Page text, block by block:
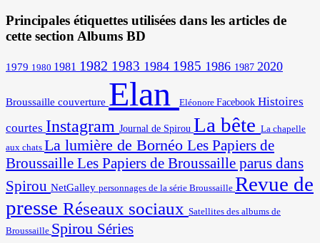
Principales étiquettes utilisées dans les articles de
cette section Albums BD
1979 1980 1981 1982 1983 1984 1985 1986 1987 2020
Broussaille couverture Elan Eléonore Facebook Histoires
courtes Instagram Journal de Spirou La bête La chapelle
aux chats La lumière de Bornéo Les Papiers de
Broussaille Les Papiers de Broussaille parus dans
Spirou NetGalley personnages de la série Broussaille Revue de
presse Réseaux sociaux Satellites des albums de
Broussaille Spirou Séries